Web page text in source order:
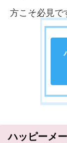
方こそ必見で
ハッピーメ